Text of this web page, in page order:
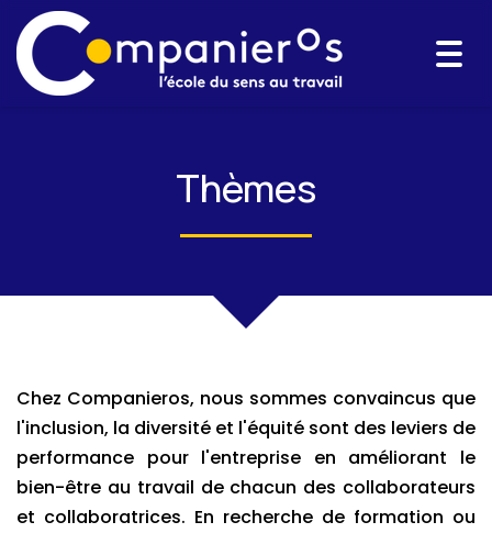
Thèmes
Chez Companieros, nous sommes convaincus que
l'inclusion, la diversité et l'équité sont des leviers de
performance pour l'entreprise en améliorant le
bien-être au travail de chacun des collaborateurs
et collaboratrices. En recherche de formation ou